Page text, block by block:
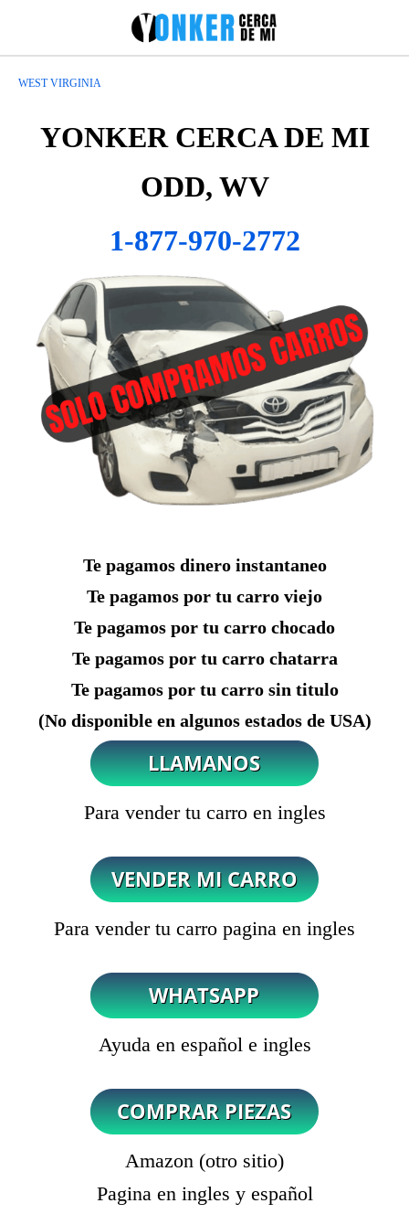
WEST VIRGINIA
YONKER CERCA DE MI
ODD, WV
1-877-970-2772
Te pagamos dinero instantaneo
Te pagamos por tu carro viejo
Te pagamos por tu carro chocado
Te pagamos por tu carro chatarra
Te pagamos por tu carro sin titulo
(No disponible en algunos estados de USA)
Para vender tu carro en ingles
Para vender tu carro pagina en ingles
Ayuda en español e ingles
Amazon (otro sitio)
Pagina en ingles y español